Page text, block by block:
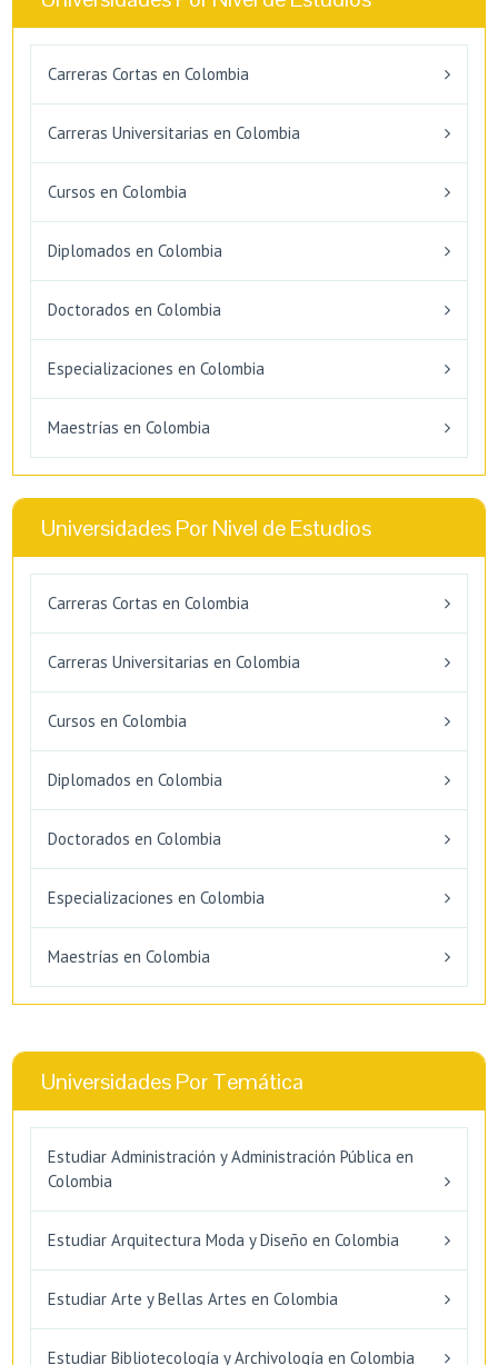
Carreras Cortas en Colombia
Carreras Universitarias en Colombia
Cursos en Colombia
Diplomados en Colombia
Doctorados en Colombia
Especializaciones en Colombia
Maestrías en Colombia
Universidades Por Nivel de Estudios
Carreras Cortas en Colombia
Carreras Universitarias en Colombia
Cursos en Colombia
Diplomados en Colombia
Doctorados en Colombia
Especializaciones en Colombia
Maestrías en Colombia
Universidades Por Temática
Estudiar Administración y Administración Pública en
Colombia
Estudiar Arquitectura Moda y Diseño en Colombia
Estudiar Arte y Bellas Artes en Colombia
Estudiar Bibliotecología y Archivología en Colombia